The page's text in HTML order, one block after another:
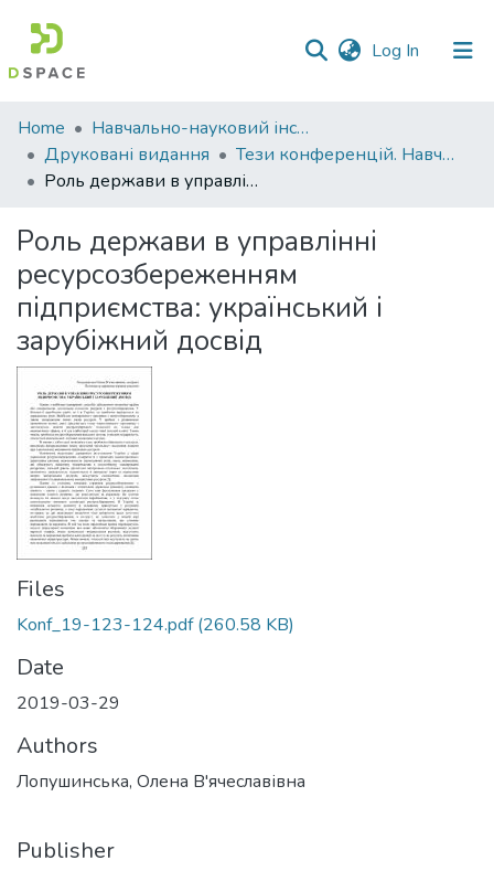
Log In (current)
Communities
&
Collections
Statistics
Home
Навчально-науковий інститут економіки, управління, права та інформаційних технологій
Друковані видання
Тези конференцій. Навчально-науковий інститут економіки, управління, права та інформаційних технологій
Роль держави в управлінні ресурсозбереженням підприємства: український і зарубіжний досвід
Роль держави в управлінні
ресурсозбереженням
підприємства: український і
зарубіжний досвід
Files
Konf_19-123-124.pdf(260.58 KB)
Date
2019-03-29
Authors
Лопушинська, Олена В'ячеславівна
Publisher